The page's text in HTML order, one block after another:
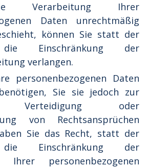
Verarbeitung Ihrer
Daten unrechtmäßig
können Sie statt der
die Einschränkung der
verlangen.
personenbezogenen Daten
Sie sie jedoch zur
Verteidigung oder
von Rechtsansprüchen
Sie das Recht, statt der
die Einschränkung der
Ihrer personenbezogenen